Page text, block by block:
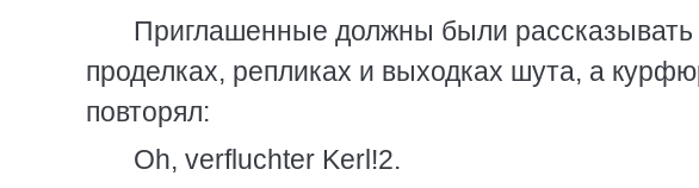
Приглашенные должны были рассказывать
проделках, репликах и выходках шута, а
повторял:
Oh, verfluchter Kerl!2.